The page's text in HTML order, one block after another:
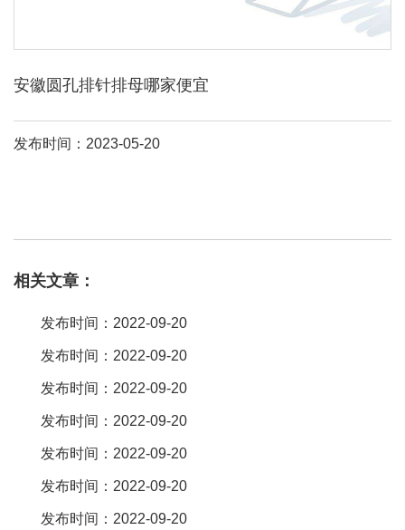
安徽圆孔排针排母哪家便宜
发布时间：2023-05-20
针、排母、简牛、牛角、sata、esata、idc、圆孔针、网络接口、短
可以了解下哦，仅供参考哈 。那肯定是台湾欧盈电子， 源头工厂，
生产技术比较成熟，品质比较有保障。这个厂家很多的，身边用台
湾欧盈电子的能多些吧，源头工厂有开模能力。台湾欧盈电子工厂
就行，还是bosch飞利浦实力供应商呢 。深圳市永连旺电子有限公
司是生产排针，排母，连接器工厂厂家，工厂不错。
上搜索比较好。如果是同等规格的话（比如2。54mm），通是可以
通的。不过接触没有圆对圆或方对方的那么吻合、稳定，比较容易
相关文章：
发布时间：2022-09-20
发布时间：2022-09-20
发布时间：2022-09-20
发布时间：2022-09-20
发布时间：2022-09-20
发布时间：2022-09-20
发布时间：2022-09-20